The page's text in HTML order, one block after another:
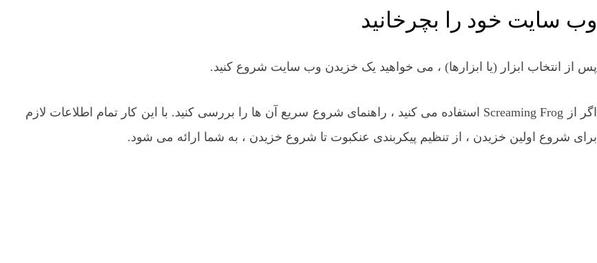
وب سایت خود را بچرخانید
پس از انتخاب ابزار (یا ابزارها) ، می خواهید یک خزیدن وب سایت شروع کنید.
اگر از Screaming Frog استفاده می کنید ، راهنمای شروع سریع آن ها را بررسی کنید. با این کار تمام اطلاعات لازم
برای شروع اولین خزیدن ، از تنظیم پیکربندی عنکبوت تا شروع خزیدن ، به شما ارائه می شود.